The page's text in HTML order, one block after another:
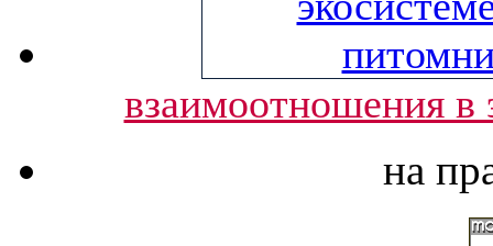
взаимоотношения в
на